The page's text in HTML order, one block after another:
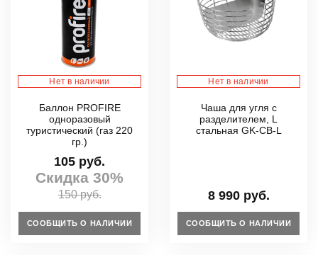
Нет в наличии
Баллон PROFIRE
одноразовый
туристический (газ 220
гр.)
105 руб.
Скидка 30%
150 руб.
СООБЩИТЬ О НАЛИЧИИ
Нет в наличии
Чаша для угля с
разделителем, L
стальная GK-CB-L
8 990 руб.
СООБЩИТЬ О НАЛИЧИИ